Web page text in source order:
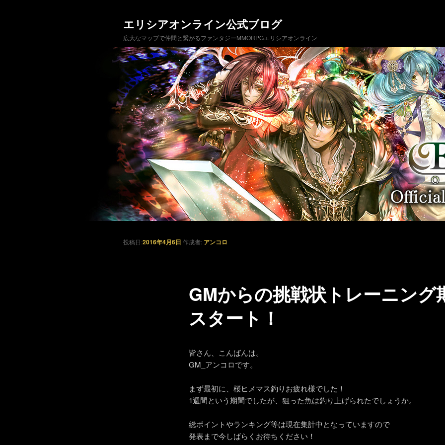
エリシアオンライン公式ブログ
広大なマップで仲間と繋がるファンタジーMMORPGエリシアオンライン
GMからの挑戦状トレーニング
スタート！
投稿日:2016年4月6日 作成者: アンコロ
皆さん、こんばんは。
GM_アンコロです。
まず最初に、桜ヒメマス釣りお疲れ様でした！
1週間という期間でしたが、狙った魚は釣り上げられたでしょうか。
総ポイントやランキング等は現在集計中となっていますので
発表まで今しばらくお待ちください！